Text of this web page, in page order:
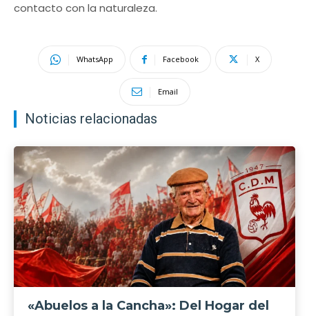
contacto con la naturaleza.
WhatsApp Facebook X
Email
Noticias relacionadas
«Abuelos a la Cancha»: Del Hogar del